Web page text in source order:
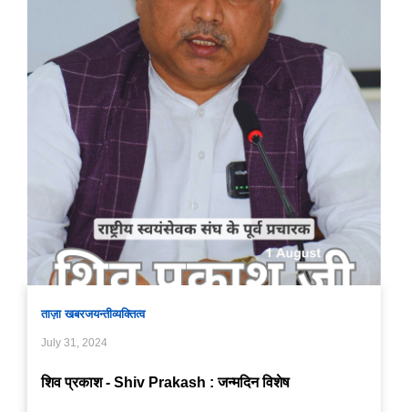
ताज़ा खबरजयन्तीव्यक्तित्व
July 31, 2024
शिव प्रकाश - Shiv Prakash : जन्मदिन विशेष